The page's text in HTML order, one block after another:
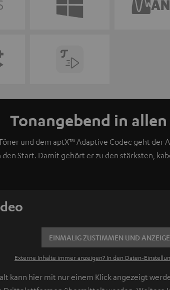
Tonangebend in allen
und dem aptX™ Adaptive Codec geht der
Start. Damit gehört er zu den stärksten,
EINMALIG ZUSTIMMEN UND
Externe Inhalte immer anzeigen? In den
kann hier mit nur einem Klick angezeigt